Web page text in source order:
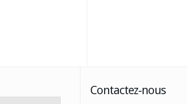
Contactez-nous